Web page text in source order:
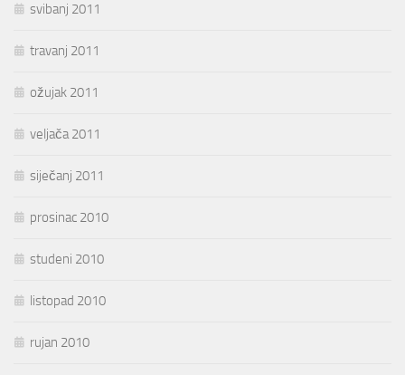
svibanj 2011
travanj 2011
ožujak 2011
veljača 2011
siječanj 2011
prosinac 2010
studeni 2010
listopad 2010
rujan 2010